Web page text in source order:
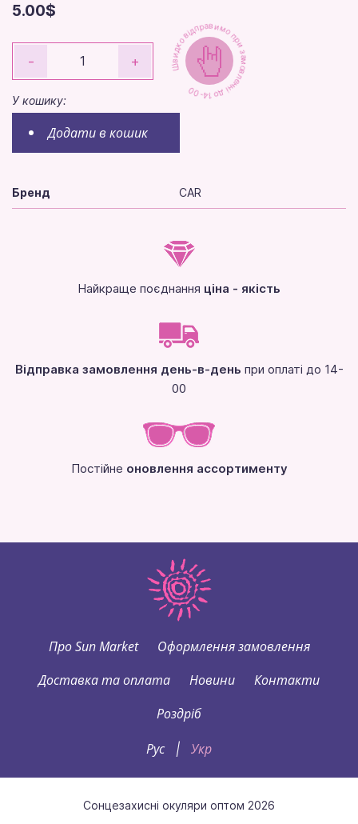
5.00$
- +
У кошику:
Додати в кошик
Швидко відправимо при замовленні до 14-00
Бренд CAR
Найкраще поєднання ціна - якість
Відправка замовлення день-в-день при оплаті до 14-
00
Постійне оновлення ассортименту
Про Sun Market
Оформлення замовлення
Доставка та оплата
Новини
Контакти
Роздріб
Рус
| Укр
Сонцезахисні окуляри оптом 2026